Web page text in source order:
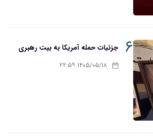
۶ جزئیات حمله آمریکا به بیت رهبری
۱۴۰۵/۰۵/۱۸ ۲۲:۵۹